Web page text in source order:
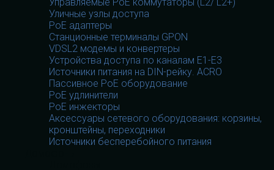
Уличные узлы доступа
PoE адаптеры
Станционные терминалы GPON
VDSL2 модемы и конвертеры
Устройства доступа по каналам E1-E3
Источники питания на DIN-рейку. ACRO
Пассивное PoE оборудование
PoE удлинители
PoE инжекторы
Аксессуары сетевого оборудования: корзины,
кронштейны, переходники
Источники бесперебойного питания